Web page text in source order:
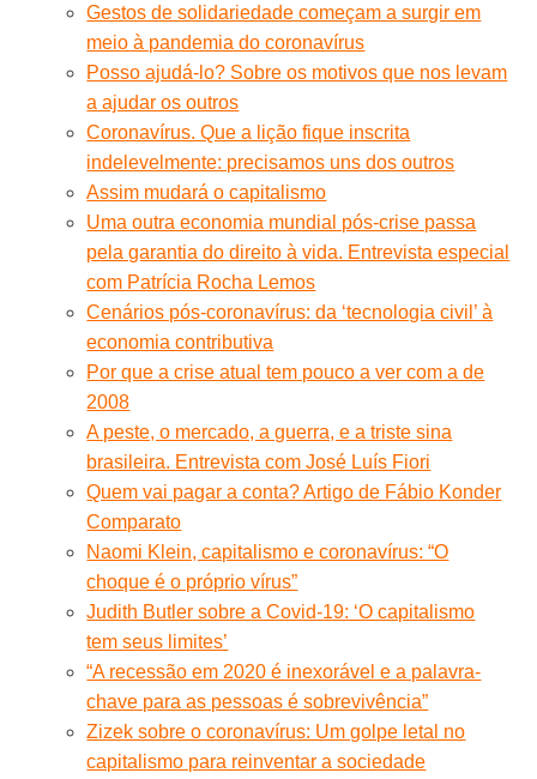
Gestos de solidariedade começam a surgir em
meio à pandemia do coronavírus
Posso ajudá-lo? Sobre os motivos que nos levam
a ajudar os outros
Coronavírus. Que a lição fique inscrita
indelevelmente: precisamos uns dos outros
Assim mudará o capitalismo
Uma outra economia mundial pós-crise passa
pela garantia do direito à vida. Entrevista especial
com Patrícia Rocha Lemos
Cenários pós-coronavírus: da ‘tecnologia civil’ à
economia contributiva
Por que a crise atual tem pouco a ver com a de
2008
A peste, o mercado, a guerra, e a triste sina
brasileira. Entrevista com José Luís Fiori
Quem vai pagar a conta? Artigo de Fábio Konder
Comparato
Naomi Klein, capitalismo e coronavírus: “O
choque é o próprio vírus”
Judith Butler sobre a Covid-19: ‘O capitalismo
tem seus limites’
“A recessão em 2020 é inexorável e a palavra-
chave para as pessoas é sobrevivência”
Zizek sobre o coronavírus: Um golpe letal no
capitalismo para reinventar a sociedade